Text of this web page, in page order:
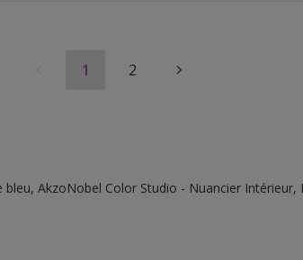
1 2
bleu, AkzoNobel Color Studio - Nuancier Intérieur,